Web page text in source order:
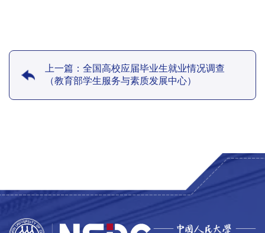
上一篇：全国高校应届毕业生就业情况调查
（教育部学生服务与素质发展中心）